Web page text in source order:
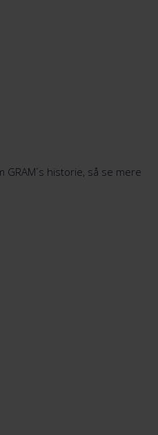
historie, så se mere